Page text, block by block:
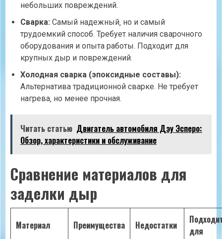
небольших повреждений.
Сварка: Самый надежный‚ но и самый
трудоемкий способ. Требует наличия сварочного
оборудования и опыта работы. Подходит для
крупных дыр и повреждений.
Холодная сварка (эпоксидные составы):
Альтернатива традиционной сварке. Не требует
нагрева‚ но менее прочная.
Читать статью Двигатель автомобиля Дэу Эсперо:
Обзор, характеристики и обслуживание
Сравнение материалов для
заделки дыр
Материал Преимущества Недостатки
для